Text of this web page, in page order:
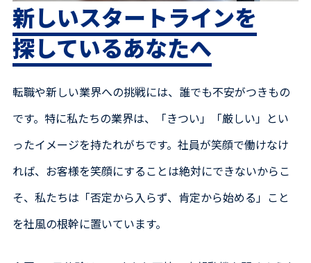
新しいスタートラインを
探しているあなたへ
転職や新しい業界への挑戦には、誰でも不安がつきもの
です。特に私たちの業界は、「きつい」「厳しい」とい
ったイメージを持たれがちです。社員が笑顔で働けなけ
れば、お客様を笑顔にすることは絶対にできないからこ
そ、私たちは「否定から入らず、肯定から始める」こと
を社風の根幹に置いています。